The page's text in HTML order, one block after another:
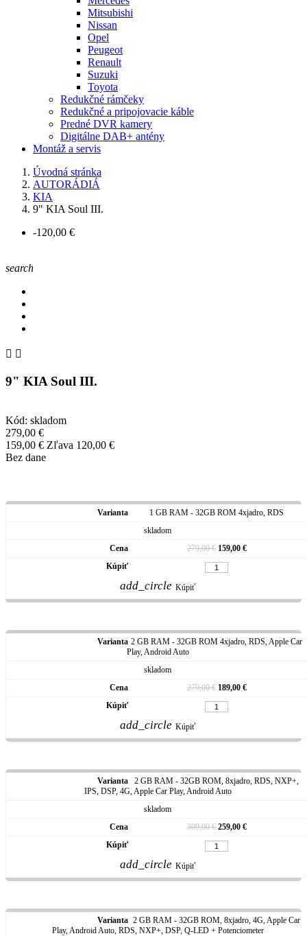
Mitsubishi
Nissan
Opel
Peugeot
Renault
Suzuki
Toyota
Redukčné rámčeky
Redukčné a pripojovacie káble
Predné DVR kamery
Digitálne DAB+ antény
Montáž a servis
Úvodná stránka
AUTORÁDIÁ
KIA
9" KIA Soul III.
-120,00 €
search
 
9" KIA Soul III.
Kód: skladom
279,00 €
159,00 € Zľava 120,00 €
Bez dane
1 GB RAM - 32GB ROM 4xjadro, RDS
skladom
279,00 € 159,00 €
add_circle Kúpiť
2 GB RAM - 32GB ROM 4xjadro, RDS, Apple Car
Play, Android Auto
skladom
279,00 € 189,00 €
add_circle Kúpiť
2 GB RAM - 32GB ROM, 8xjadro, RDS, NXP+,
IPS, DSP, 4G, Apple Car Play, Android Auto
skladom
309,00 € 259,00 €
add_circle Kúpiť
2 GB RAM - 32GB ROM, 8xjadro, 4G, Apple Car
Play, Android Auto, RDS, NXP+, DSP, Q-LED + Potenciometer